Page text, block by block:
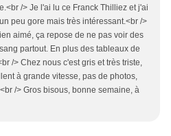
/> Je l'ai lu ce Franck Thilliez et j'ai
peu gore mais très intéressant.<br />
aimé, ça repose de ne pas voir des
partout. En plus des tableaux de
/> Chez nous c'est gris et très triste,
à grande vitesse, pas de photos,
/> Gros bisous, bonne semaine, à